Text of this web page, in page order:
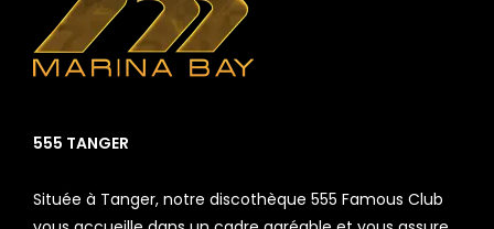
555 TANGER
Située à Tanger, notre discothèque 555 Famous Club